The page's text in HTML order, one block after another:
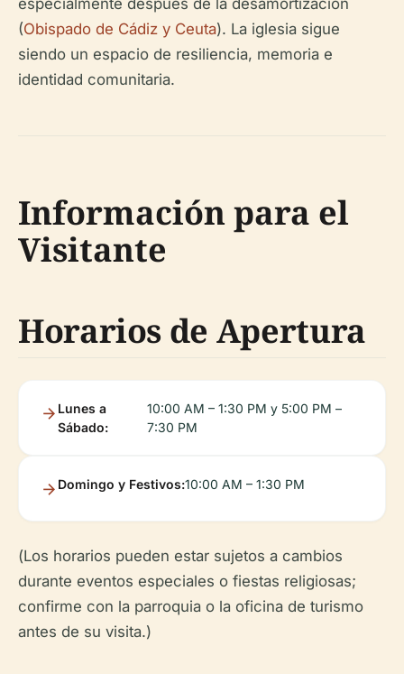
especialmente después de la desamortización
(Obispado de Cádiz y Ceuta). La iglesia sigue
siendo un espacio de resiliencia, memoria e
identidad comunitaria.
Información para el
Visitante
Horarios de Apertura
Lunes a
Sábado:
10:00 AM – 1:30 PM y 5:00 PM –
7:30 PM
Domingo y Festivos:10:00 AM – 1:30 PM
(Los horarios pueden estar sujetos a cambios
durante eventos especiales o fiestas religiosas;
confirme con la parroquia o la oficina de turismo
antes de su visita.)